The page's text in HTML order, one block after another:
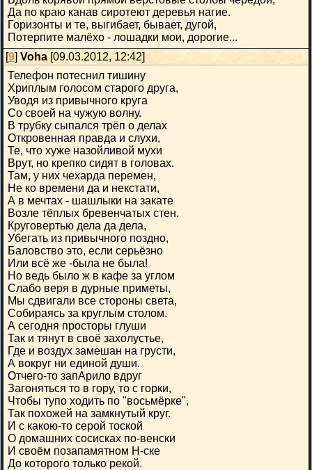
Да по краю канав сиротеют деревья нагие.
Горизонты и те, выгибает, бывает, дугой,
Потерпите малёхо - лошадки мои, дорогие...
[9] Voha [09.03.2012, 12:42]
Телефон потеснил тишину
Хриплым голосом старого друга,
Уводя из привычного круга
Со своей на чужую волну.
В трубку сыпался трёп о делах
Откровенная правда и слухи,
Те, что хуже назойливой мухи
Врут, но крепко сидят в головах.
Там, у них чехарда перемен,
Не ко времени да и некстати,
А в мечтах - шашлыки на закате
Возле тёплых бревенчатых стен.
Круговертью дела да дела,
Убегать из привычного поздно,
Баловство это, если серьёзно
Или всё же -была не была!
Но ведь было ж в кафе за углом
Слабо веря в дурные приметы,
Мы сдвигали все стороны света,
Собираясь за круглым столом.
А сегодня просторы глуши
Так и тянут в своё захолустье,
Где и воздух замешан на грусти,
А вокруг ни единой души.
Отчего-то запАрило вдруг
Загоняться то в гору, то с горки,
Чтобы тупо ходить по "восьмёрке",
Так похожей на замкнутый круг.
И с какою-то серой тоской
О домашних сосисках по-венски
И своём позапамятном Н-ске
До которого только рекой.